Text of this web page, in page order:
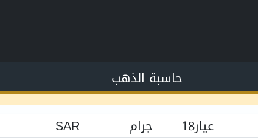
حاسبة الذهب